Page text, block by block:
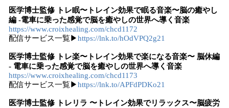
医学博士監修 トレ眠〜トレイン効果で眠る音楽〜脳の癒やし
編 -電車に乗った感覚で脳を癒やしの世界へ導く音楽
https://www.croixhealing.com/chcd1172
配信サービス⼀覧▶https://lnk.to/hOdVPQ2g21
医学博士監修 トレ楽〜トレイン効果で楽になる音楽〜 脳休編
- 電車に乗った感覚で脳を癒やしの世界へ導く音楽
https://www.croixhealing.com/chcd1173
配信サービス⼀覧▶https://lnk.to/APFdPDKo21
医学博士監修 トレリラ 〜トレイン効果でリラックス〜脳疲労